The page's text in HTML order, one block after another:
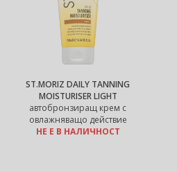
ST.MORIZ DAILY TANNING
MOISTURISER LIGHT
автобронзиращ крем с
овлажняващо действие
НЕ Е В НАЛИЧНОСТ